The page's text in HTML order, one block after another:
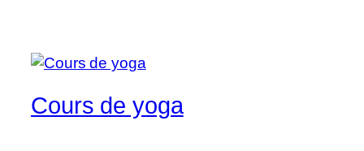
Cours de yoga